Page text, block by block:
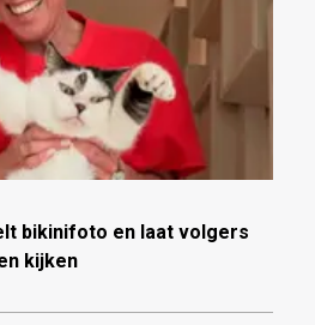
bikinifoto en laat volgers
kijken